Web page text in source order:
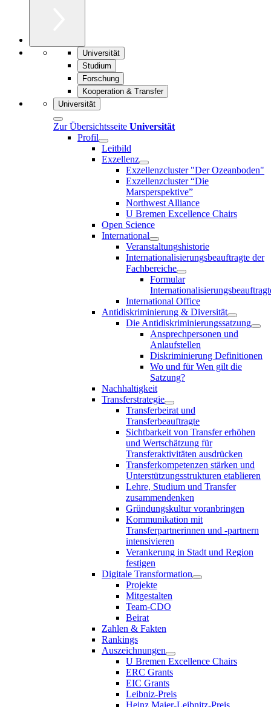
Universität
Studium
Forschung
Kooperation & Transfer
Universität
Zur Übersichtsseite Universität
Profil
Leitbild
Exzellenz
Exzellenzcluster "Der Ozeanboden"
Exzellenzcluster “Die
Marsperspektive”
Northwest Alliance
U Bremen Excellence Chairs
Open Science
International
Veranstaltungshistorie
Internationalisierungsbeauftragte der
Fachbereiche
Formular
International Office
Antidiskriminierung & Diversität
Die Antidiskriminierungssatzung
Ansprechpersonen und
Anlaufstellen
Diskriminierung Definitionen
Wo und für Wen gilt die
Satzung?
Nachhaltigkeit
Transferstrategie
Transferbeirat und
Transferbeauftragte
Sichtbarkeit von Transfer erhöhen
und Wertschätzung für
Transferaktivitäten ausdrücken
Transferkompetenzen stärken und
Unterstützungsstrukturen etablieren
Lehre, Studium und Transfer
zusammendenken
Gründungskultur voranbringen
Kommunikation mit
Transferpartnerinnen und -partnern
intensivieren
Verankerung in Stadt und Region
festigen
Digitale Transformation
Projekte
Mitgestalten
Team-CDO
Beirat
Zahlen & Fakten
Rankings
Auszeichnungen
U Bremen Excellence Chairs
ERC Grants
EIC Grants
Leibniz-Preis
Heinz Maier-Leibnitz-Preis